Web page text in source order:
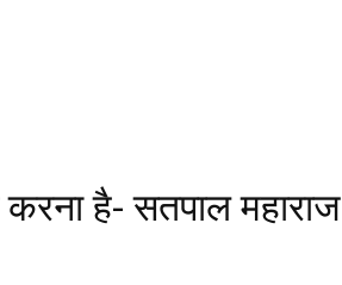
है- सतपाल महाराज